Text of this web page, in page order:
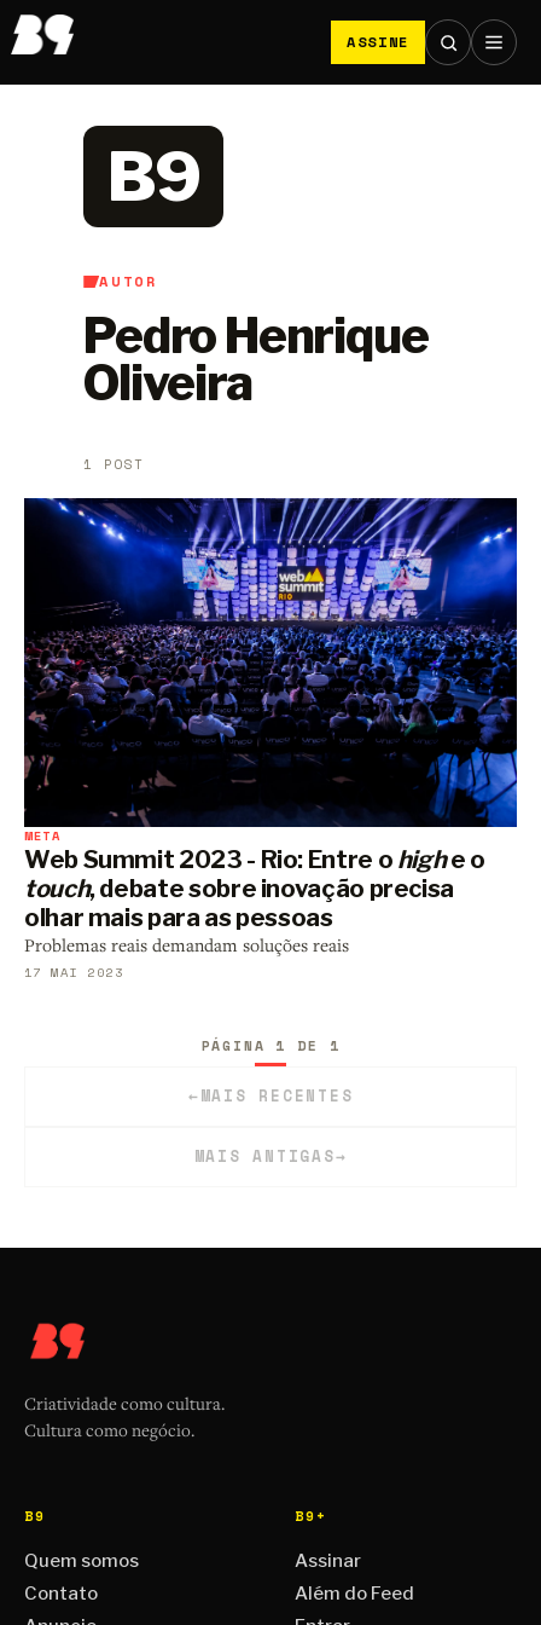
ASSINE
AUTOR
Pedro Henrique
Oliveira
1 POST
B9
META
Web Summit 2023 - Rio: Entre o highe o
touch, debate sobre inovação precisa
olhar mais para as pessoas
Problemas reais demandam soluções reais
17 MAI 2023
←MAIS RECENTES
PÁGINA 1 DE 1
MAIS ANTIGAS→
Criatividade como cultura.
Cultura como negócio.
B9
Quem somos
Contato
B9+
Assinar
Além do Feed